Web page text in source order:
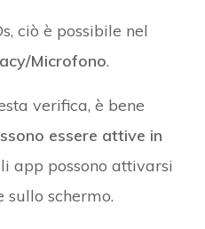
ciò è possibile nel
Microfono.
verifica, è bene
essere attive in
app possono attivarsi
sullo schermo.